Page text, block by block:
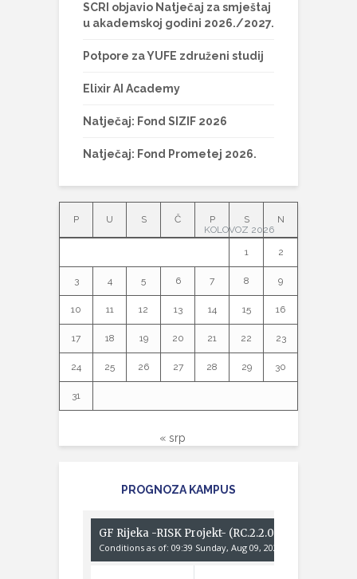
SCRI objavio Natječaj za smještaj
u akademskoj godini 2026./2027.
Potpore za YUFE združeni studij
Elixir AI Academy
Natječaj: Fond SIZIF 2026
Natječaj: Fond Prometej 2026.
KOLOVOZ 2026
P U S Č P S N
1 2
3 4 5 6 7 8 9
10 11 12 13 14 15 16
17 18 19 20 21 22 23
24 25 26 27 28 29 30
31
« srp
PROGNOZA KAMPUS